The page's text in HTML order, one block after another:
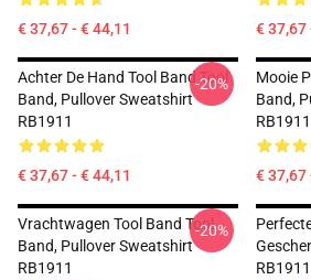
€ 37,67 - € 44,11 € 37,67
Achter De Hand Tool Band Tool
Band, Pullover Sweatshirt
RB1911
€ 37,67 - € 44,11
-20%
Mooie
Band,
RB1911
€ 37,67
Vrachtwagen Tool Band Tool
Band, Pullover Sweatshirt
RB1911
-20%
RB1911